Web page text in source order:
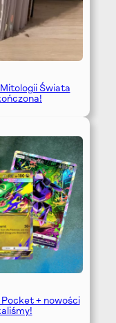
Świata
+ nowości